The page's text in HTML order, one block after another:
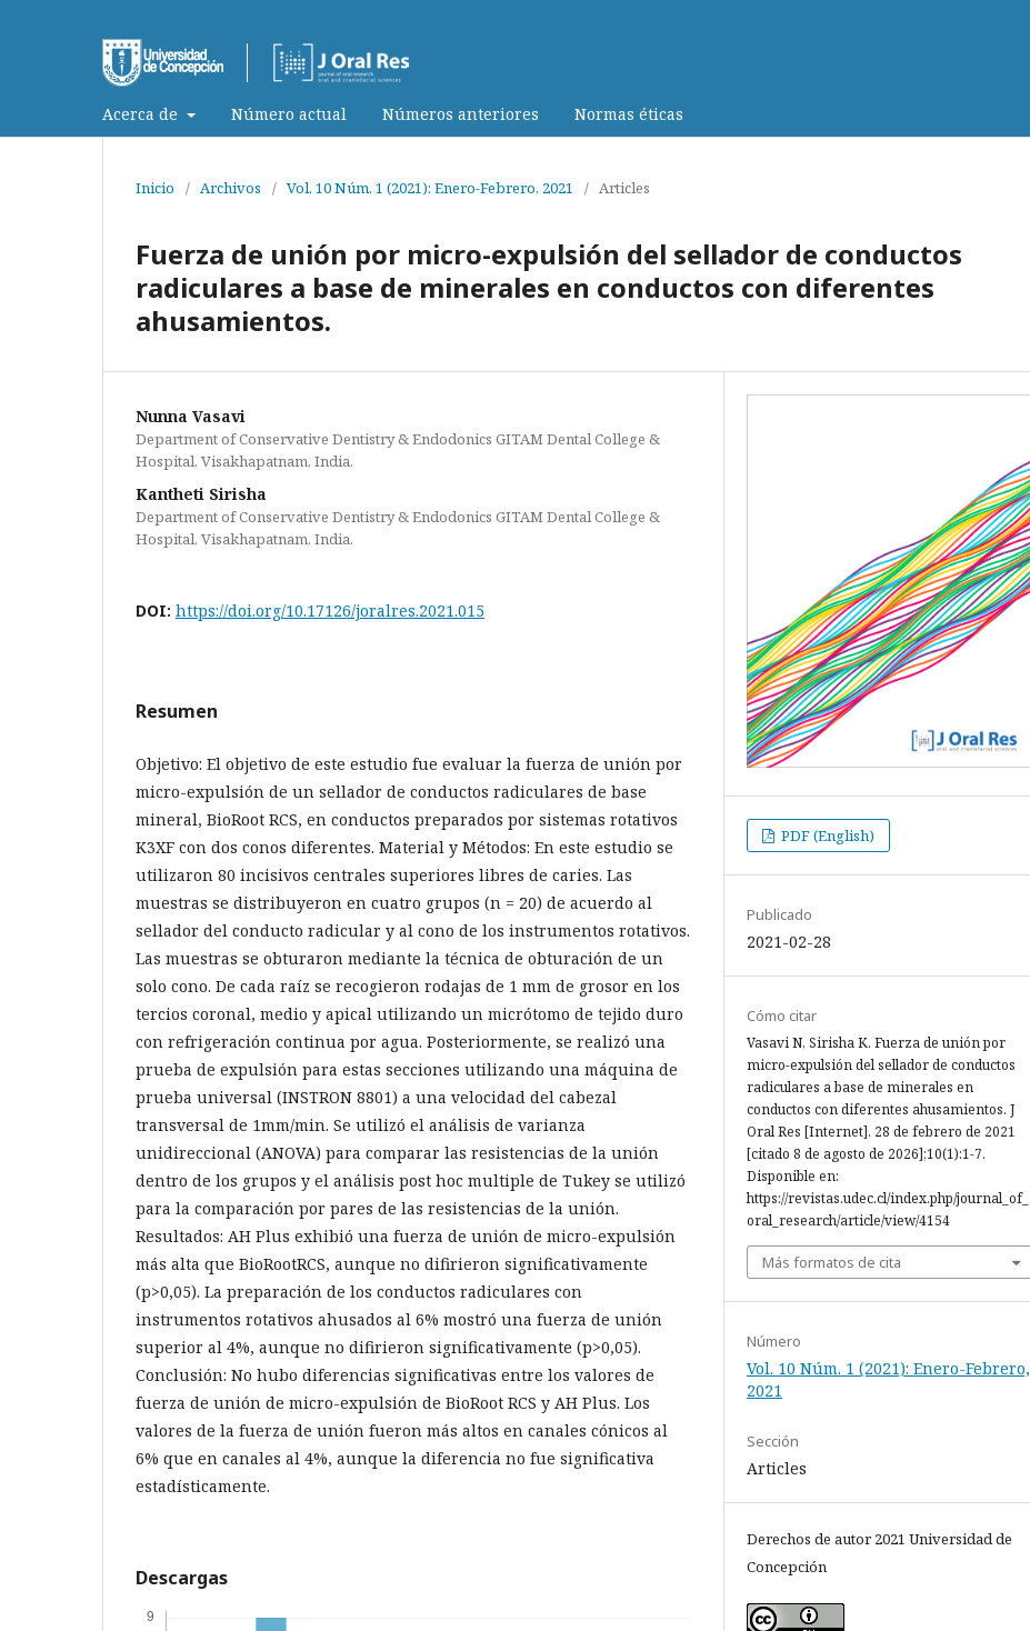
Acerca de Número actual Números anteriores Normas éticas
Inicio / Archivos / Vol. 10 Núm. 1 (2021): Enero-Febrero, 2021 / Articles
Fuerza de unión por micro-expulsión del sellador de conductos
radiculares a base de minerales en conductos con diferentes
ahusamientos.
Nunna Vasavi
Department of Conservative Dentistry & Endodonics GITAM Dental College &
Hospital, Visakhapatnam, India.
Kantheti Sirisha
Department of Conservative Dentistry & Endodonics GITAM Dental College &
Hospital, Visakhapatnam, India.
DOI: https://doi.org/10.17126/joralres.2021.015
Resumen
Objetivo: El objetivo de este estudio fue evaluar la fuerza de unión por
micro-expulsión de un sellador de conductos radiculares de base
mineral, BioRoot RCS, en conductos preparados por sistemas rotativos
K3XF con dos conos diferentes. Material y Métodos: En este estudio se
utilizaron 80 incisivos centrales superiores libres de caries. Las
muestras se distribuyeron en cuatro grupos (n = 20) de acuerdo al
sellador del conducto radicular y al cono de los instrumentos rotativos.
Las muestras se obturaron mediante la técnica de obturación de un
solo cono. De cada raíz se recogieron rodajas de 1 mm de grosor en los
tercios coronal, medio y apical utilizando un micrótomo de tejido duro
con refrigeración continua por agua. Posteriormente, se realizó una
prueba de expulsión para estas secciones utilizando una máquina de
prueba universal (INSTRON 8801) a una velocidad del cabezal
transversal de 1mm/min. Se utilizó el análisis de varianza
unidireccional (ANOVA) para comparar las resistencias de la unión
dentro de los grupos y el análisis post hoc multiple de Tukey se utilizó
para la comparación por pares de las resistencias de la unión.
Resultados: AH Plus exhibió una fuerza de unión de micro-expulsión
más alta que BioRootRCS, aunque no difirieron significativamente
(p>0,05). La preparación de los conductos radiculares con
instrumentos rotativos ahusados al 6% mostró una fuerza de unión
superior al 4%, aunque no difirieron significativamente (p>0,05).
Conclusión: No hubo diferencias significativas entre los valores de
fuerza de unión de micro-expulsión de BioRoot RCS y AH Plus. Los
valores de la fuerza de unión fueron más altos en canales cónicos al
6% que en canales al 4%, aunque la diferencia no fue significativa
estadísticamente.
Descargas
PDF (English)
Publicado
2021-02-28
Cómo citar
Vasavi N, Sirisha K. Fuerza de unión por
micro-expulsión del sellador de conductos
radiculares a base de minerales en
conductos con diferentes ahusamientos. J
Oral Res [Internet]. 28 de febrero de 2021
[citado 8 de agosto de 2026];10(1):1-7.
Disponible en:
https://revistas.udec.cl/index.php/journal_of_
oral_research/article/view/4154
Más formatos de cita
Número
Vol. 10 Núm. 1 (2021): Enero-Febrero,
2021
Sección
Articles
Derechos de autor 2021 Universidad de
Concepción